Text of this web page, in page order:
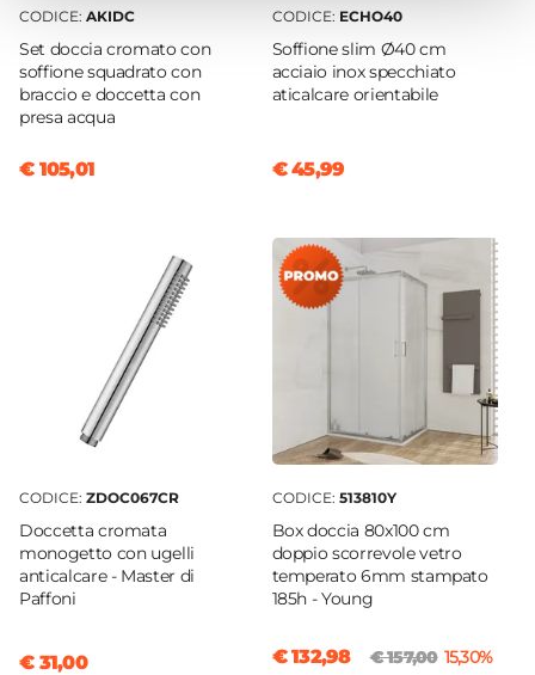
CODICE: AKIDC
Set doccia cromato con
soffione squadrato con
braccio e doccetta con
presa acqua
€ 105,01
CODICE: ECHO40
Soffione slim Ø40 cm
acciaio inox specchiato
aticalcare orientabile
€ 45,99
CODICE: ZDOC067CR
Doccetta cromata
monogetto con ugelli
anticalcare - Master di
Paffoni
€ 31,00
CODICE: 513810Y
Box doccia 80x100 cm
doppio scorrevole vetro
temperato 6mm stampato
185h - Young
€ 132,98 € 157,00 15,30%